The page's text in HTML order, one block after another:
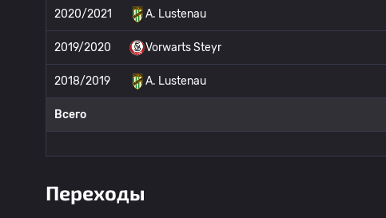
2020/2021 A. Lustenau
2019/2020 Vorwarts Steyr
2018/2019 A. Lustenau
Всего
Переходы